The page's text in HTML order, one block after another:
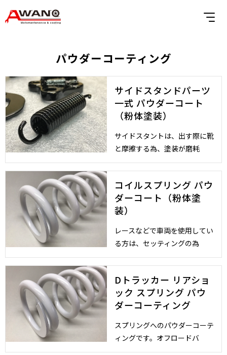
パウダーコーティング
サイドスタンドパーツ
一式 パウダーコート
（粉体塗装）
サイドスタントは、出す際に靴
と摩擦する為、塗装が磨耗
コイルスプリング パウ
ダーコート（粉体塗
装）
レースなどで車両を使用してい
る方は、セッティングの為
Dトラッカー リアショ
ック スプリング パウ
ダーコーティング
スプリングへのパウダーコーテ
ィングです。オフロードバ